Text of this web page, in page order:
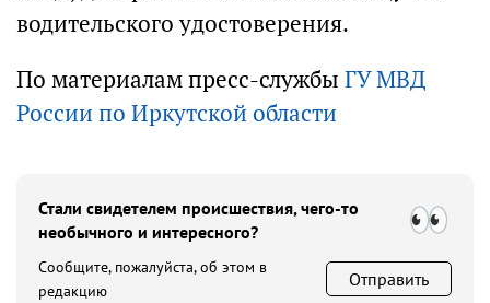
водительского удостоверения.
По материалам пресс-службы ГУ МВД
России по Иркутской области
Стали свидетелем происшествия, чего-то
необычного и интересного?
Сообщите, пожалуйста, об этом в
редакцию
Отправить